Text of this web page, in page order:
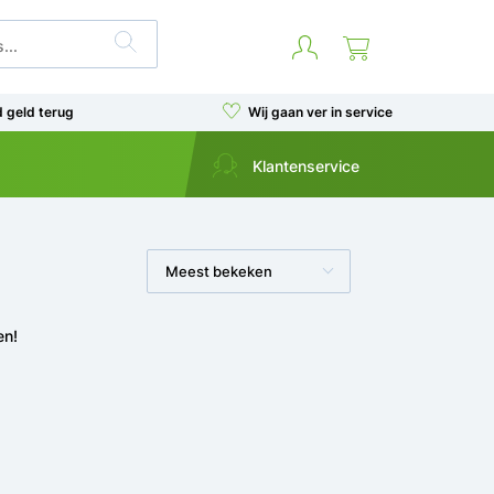
geld terug Wij gaan ver in service
Klantenservice
Meest bekeken